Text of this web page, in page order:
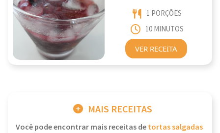
1 PORÇÕES
10 MINUTOS
VER RECEITA
MAIS RECEITAS
Você pode encontrar mais receitas detortas salgadas